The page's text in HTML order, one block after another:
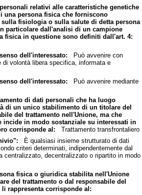
relativi alle caratteristiche genetiche
una persona fisica che forniscono
fisiologia o sulla salute di detta persona
particolare dall'analisi di un campione
fisica in questione sono definiti dall'art. 4:
dell'interessato: Può avvenire con
di volontà libera specifica, informata e
dell'interessato: Può avvenire mediante
di dati personali che ha luogo
di un unico stabilimento di un titolare del
del trattamento nell'Unione, ma che
incide in modo sostanziale su interessati in
corrisponde al: Trattamento transfrontaliero
È qualsiasi insieme strutturato di dati
criteri determinati, indipendentemente dal
centralizzato, decentralizzato o ripartito in modo
fisica o giuridica stabilita nell'Unione
del trattamento o dal responsabile del
rappresenta corrisponde al: